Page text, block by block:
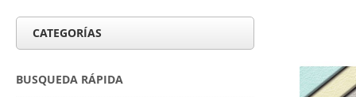
CATEGORÍAS
BUSQUEDA RÁPIDA